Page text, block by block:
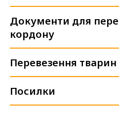
Документи для
кордону
Перевезення тварин
Посилки